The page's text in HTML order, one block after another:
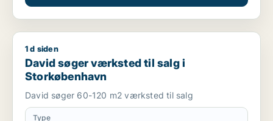
David søger værksted til salg i Storkøbenhavn
1 d siden
David søger værksted til salg i
Storkøbenhavn
David søger 60-120 m2 værksted til salg
Type